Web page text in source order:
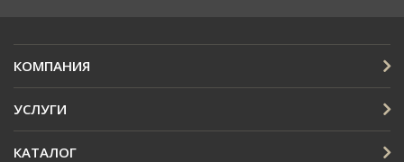
КОМПАНИЯ
УСЛУГИ
КАТАЛОГ